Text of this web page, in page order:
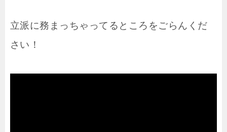
立派に務まっちゃってるところをごらんくだ
さい！